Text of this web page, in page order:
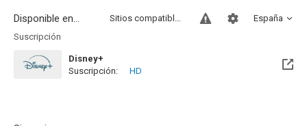
Disponible en... España
Sitios compatibles
Suscripción
Disney+
Suscripción:
HD